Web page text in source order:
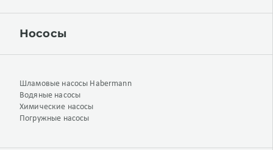
Нососы
Шламовые насосы Habermann
Водяные насосы
Химические насосы
Погружные насосы